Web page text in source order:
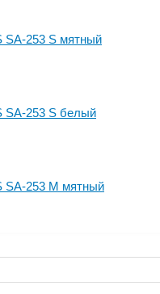
SA-253 S мятный
SA-253 S белый
SA-253 M мятный